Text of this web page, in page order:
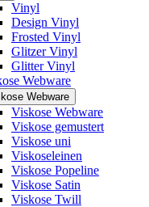
Vinyl
Design Vinyl
Frosted Vinyl
Glitzer Vinyl
Glitter Vinyl
Webware
Webware
Viskose Webware
Viskose gemustert
Viskose uni
Viskoseleinen
Viskose Popeline
Viskose Satin
Viskose Twill